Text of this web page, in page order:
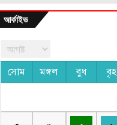
আর্কাইভ
সোম মঙ্গল বুধ বৃহ